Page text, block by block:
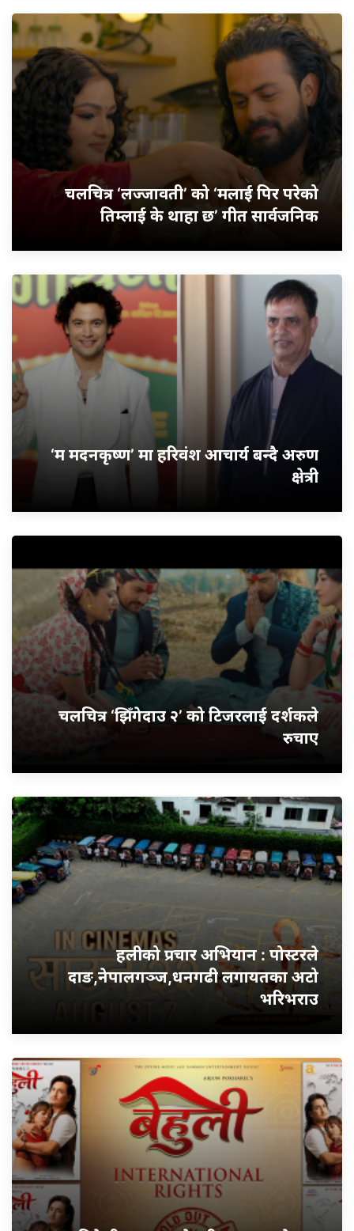
चलचित्र ‘लज्जावती’ को ‘मलाई पिर परेको
तिम्लाई के थाहा छ’ गीत सार्वजनिक
‘म मदनकृष्ण’ मा हरिवंश आचार्य बन्दै अरुण
क्षेत्री
चलचित्र ‘झिँगेदाउ २’ को टिजरलाई दर्शकले
रुचाए
हलीको प्रचार अभियान : पोस्टरले
दाङ,नेपालगञ्ज,धनगढी लगायतका अटो
भरिभराउ